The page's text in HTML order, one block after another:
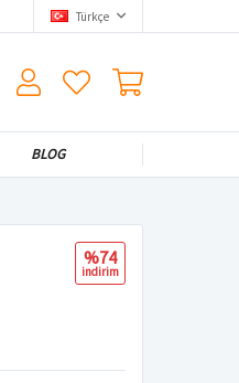
Türkçe
BLOG
%74
i̇ndi̇ri̇m